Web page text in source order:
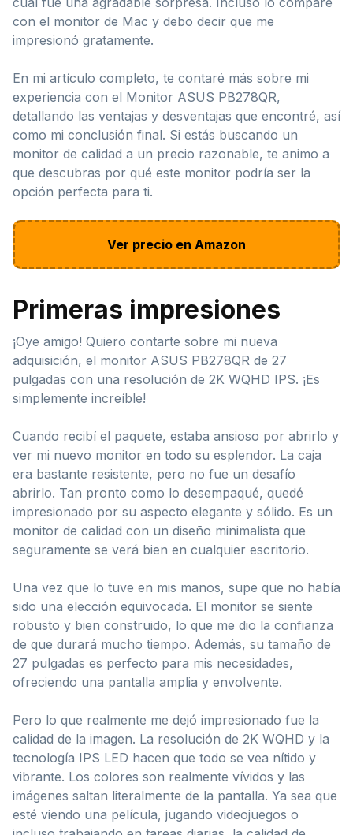
con el monitor de Mac y debo decir que me
impresionó gratamente.
En mi artículo completo, te contaré más sobre mi
experiencia con el Monitor ASUS PB278QR,
detallando las ventajas y desventajas que encontré, así
como mi conclusión final. Si estás buscando un
monitor de calidad a un precio razonable, te animo a
que descubras por qué este monitor podría ser la
opción perfecta para ti.
Ver precio en Amazon
Primeras impresiones
¡Oye amigo! Quiero contarte sobre mi nueva
adquisición, el monitor ASUS PB278QR de 27
pulgadas con una resolución de 2K WQHD IPS. ¡Es
simplemente increíble!
Cuando recibí el paquete, estaba ansioso por abrirlo y
ver mi nuevo monitor en todo su esplendor. La caja
era bastante resistente, pero no fue un desafío
abrirlo. Tan pronto como lo desempaqué, quedé
impresionado por su aspecto elegante y sólido. Es un
monitor de calidad con un diseño minimalista que
seguramente se verá bien en cualquier escritorio.
Una vez que lo tuve en mis manos, supe que no había
sido una elección equivocada. El monitor se siente
robusto y bien construido, lo que me dio la confianza
de que durará mucho tiempo. Además, su tamaño de
27 pulgadas es perfecto para mis necesidades,
ofreciendo una pantalla amplia y envolvente.
Pero lo que realmente me dejó impresionado fue la
calidad de la imagen. La resolución de 2K WQHD y la
tecnología IPS LED hacen que todo se vea nítido y
vibrante. Los colores son realmente vívidos y las
imágenes saltan literalmente de la pantalla. Ya sea que
esté viendo una película, jugando videojuegos o